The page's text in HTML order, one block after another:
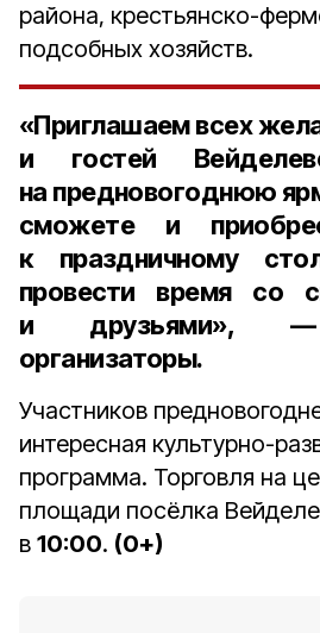
района, крестьянско-
подсобных хозяйств.
«Приглашаем всех
и гостей
на предновогоднюю
сможете и
к праздничному
провести время со
и друзьями», —
организаторы.
Участников
интересная культурно-
программа. Торговля на
площади посёлка
в 10:00. (0+)